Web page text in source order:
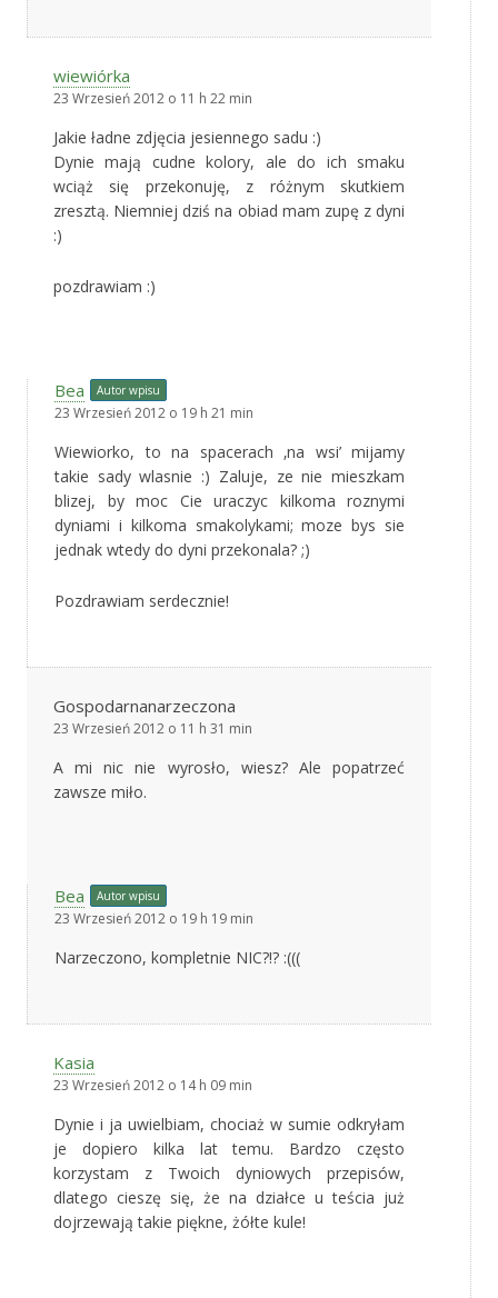
wiewiórka
23 Wrzesień 2012 o 11 h 22 min
Jakie ładne zdjęcia jesiennego sadu :)
Dynie mają cudne kolory, ale do ich smaku
wciąż się przekonuję, z różnym skutkiem
zresztą. Niemniej dziś na obiad mam zupę z dyni
:)
pozdrawiam :)
Bea Autor wpisu
23 Wrzesień 2012 o 19 h 21 min
Wiewiorko, to na spacerach ‚na wsi’ mijamy
takie sady wlasnie :) Zaluje, ze nie mieszkam
blizej, by moc Cie uraczyc kilkoma roznymi
dyniami i kilkoma smakolykami; moze bys sie
jednak wtedy do dyni przekonala? ;)
Pozdrawiam serdecznie!
Gospodarnanarzeczona
23 Wrzesień 2012 o 11 h 31 min
A mi nic nie wyrosło, wiesz? Ale popatrzeć
zawsze miło.
Bea Autor wpisu
23 Wrzesień 2012 o 19 h 19 min
Narzeczono, kompletnie NIC?!? :(((
Kasia
23 Wrzesień 2012 o 14 h 09 min
Dynie i ja uwielbiam, chociaż w sumie odkryłam
je dopiero kilka lat temu. Bardzo często
korzystam z Twoich dyniowych przepisów,
dlatego cieszę się, że na działce u teścia już
dojrzewają takie piękne, żółte kule!